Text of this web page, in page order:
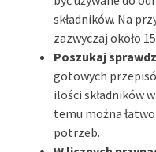
składników. Na
zazwyczaj około
Poszukaj
gotowych
ilości składników
temu można
potrzeb.